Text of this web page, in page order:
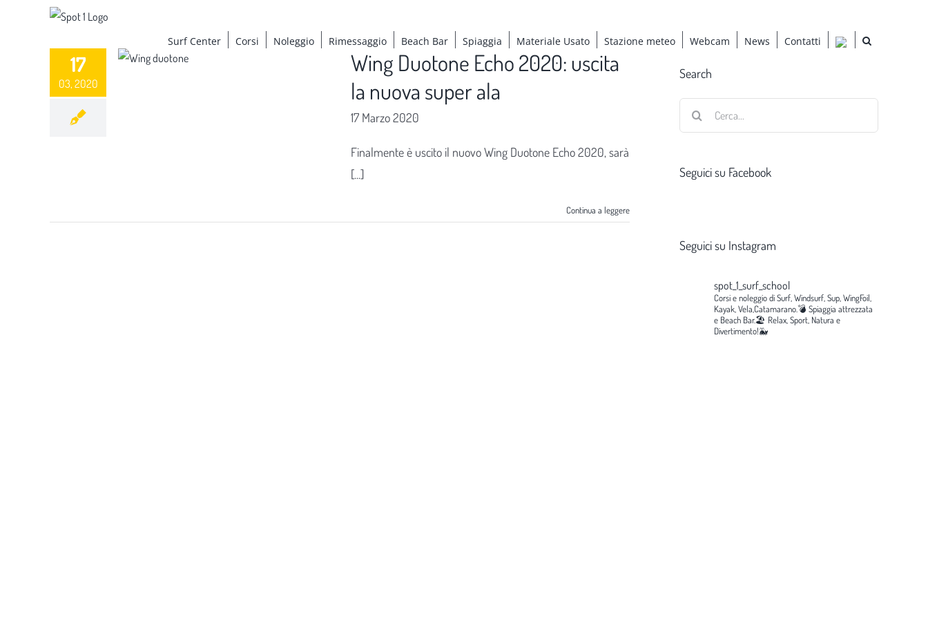
Surf Center Corsi Noleggio Rimessaggio Beach Bar Spiaggia Materiale Usato Stazione meteo Webcam News Contatti
17
03, 2020
Wing Duotone Echo 2020: uscita
la nuova super ala
17 Marzo 2020
Finalmente è uscito il nuovo Wing Duotone Echo 2020, sarà
[...]
Continua a leggere
Search
Seguici su Facebook
Seguici su Instagram
spot_1_surf_school
Corsi e noleggio di Surf, Windsurf, Sup, WingFoil,
Kayak, Vela,Catamarano.💣 Spiaggia attrezzata
e Beach Bar.🏖️ Relax, Sport, Natura e
Divertimento!🐳